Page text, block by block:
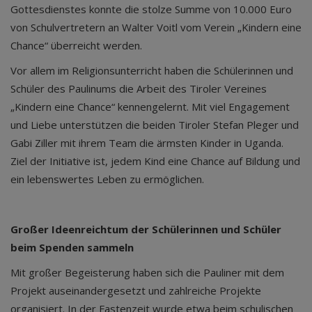
Gottesdienstes konnte die stolze Summe von 10.000 Euro
von Schulvertretern an Walter Voitl vom Verein „Kindern eine
Chance“ überreicht werden.
Vor allem im Religionsunterricht haben die Schülerinnen und
Schüler des Paulinums die Arbeit des Tiroler Vereines
„Kindern eine Chance“ kennengelernt. Mit viel Engagement
und Liebe unterstützen die beiden Tiroler Stefan Pleger und
Gabi Ziller mit ihrem Team die ärmsten Kinder in Uganda.
Ziel der Initiative ist, jedem Kind eine Chance auf Bildung und
ein lebenswertes Leben zu ermöglichen.
Großer Ideenreichtum der Schülerinnen und Schüler
beim Spenden sammeln
Mit großer Begeisterung haben sich die Pauliner mit dem
Projekt auseinandergesetzt und zahlreiche Projekte
organisiert. In der Fastenzeit wurde etwa beim schulischen